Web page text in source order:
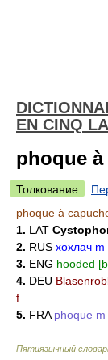
EN CINQ
phoque
Толкование
phoque à
1. LAT
2. RUS хохлач m
3. ENG hooded
4. DEU
f
5. FRA phoque m
Пятиязычный